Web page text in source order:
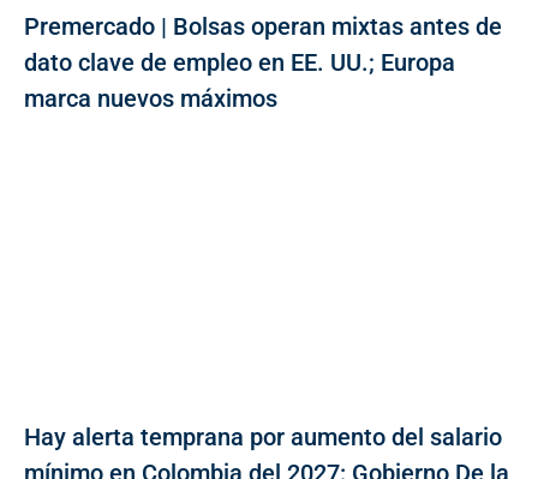
Premercado | Bolsas operan mixtas antes de
dato clave de empleo en EE. UU.; Europa
marca nuevos máximos
Hay alerta temprana por aumento del salario
mínimo en Colombia del 2027: Gobierno De la